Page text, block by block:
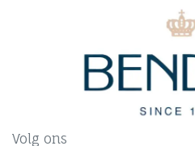
Volg ons